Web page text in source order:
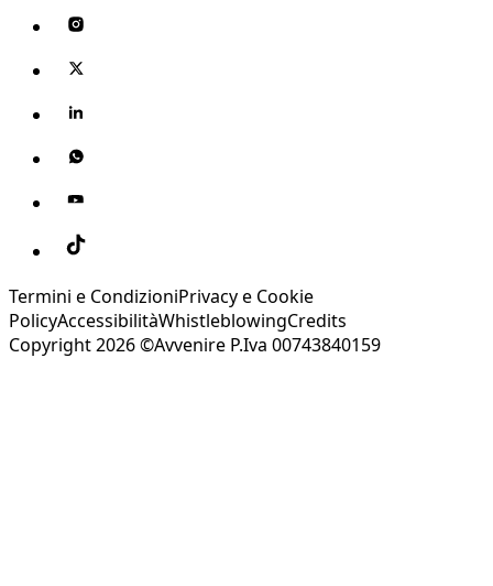
Termini e CondizioniPrivacy e Cookie
PolicyAccessibilitàWhistleblowingCredits
Copyright 2026 ©Avvenire P.Iva 00743840159